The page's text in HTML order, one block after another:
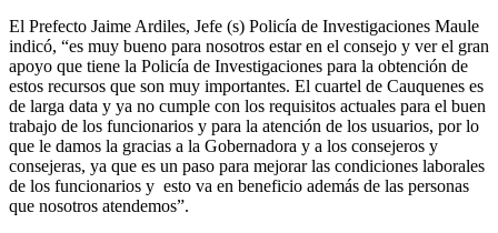
El Prefecto Jaime Ardiles, Jefe (s) Policía de Investigaciones Maule
indicó, “es muy bueno para nosotros estar en el consejo y ver el gran
apoyo que tiene la Policía de Investigaciones para la obtención de
estos recursos que son muy importantes. El cuartel de Cauquenes es
de larga data y ya no cumple con los requisitos actuales para el buen
trabajo de los funcionarios y para la atención de los usuarios, por lo
que le damos la gracias a la Gobernadora y a los consejeros y
consejeras, ya que es un paso para mejorar las condiciones laborales
de los funcionarios y esto va en beneficio además de las personas
que nosotros atendemos”.